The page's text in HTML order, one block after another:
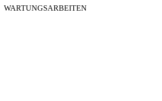
WARTUNGSARBEITEN